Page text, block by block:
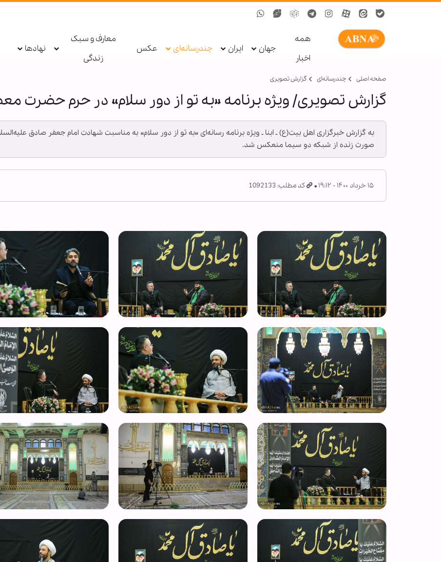
همه
اخبار
جهان ایران چندرسانه‌ای عکس
معارف و سبک
زندگی
نهادها
صفحه اصلی چندرسانه‌ای گزارش تصويری
گزارش تصویری/ ویژه برنامه «به تو از دور سلام» در حرم
به گزارش خبرگزاری اهل بیت(ع) ـ ابنا ـ ویژه برنامه رسانه‌ای «به تو از دور سلام» به مناسبت شهادت امام جعفر صادق
صورت زنده از شبکه دو سیما منعکس شد.
۱۵ خرداد ۱۴۰۰ - ۱۹:۱۲ کد مطلب: 1092133